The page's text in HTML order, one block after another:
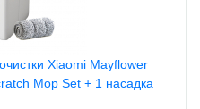
Xiaomi Mayflower
Mop Set + 1 насадка